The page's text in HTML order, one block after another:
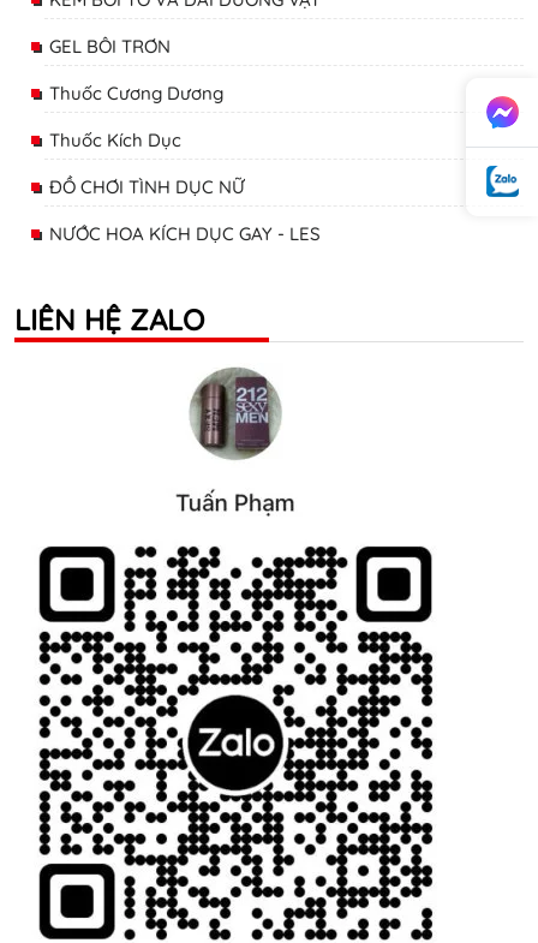
GEL BÔI TRƠN
Thuốc Cương Dương
Thuốc Kích Dục
ĐỒ CHƠI TÌNH DỤC NỮ
NƯỚC HOA KÍCH DỤC GAY - LES
LIÊN HỆ ZALO